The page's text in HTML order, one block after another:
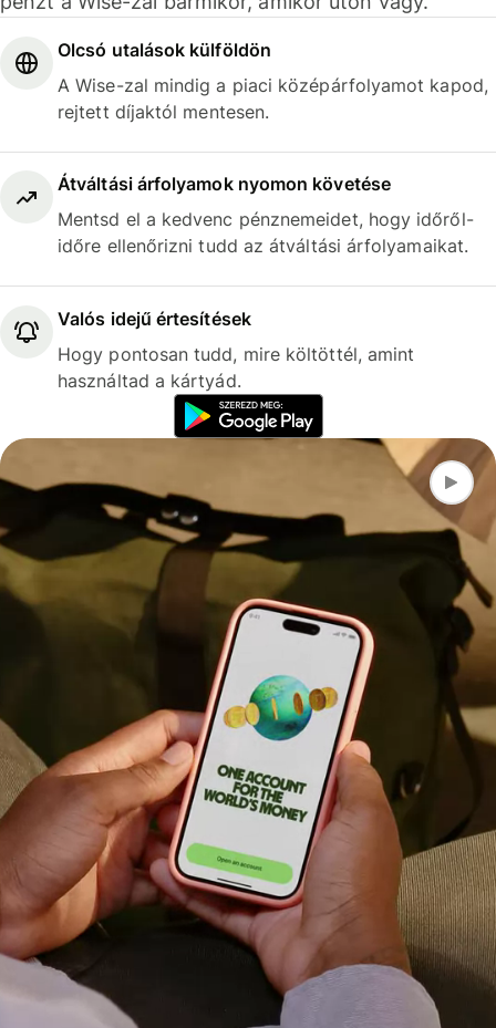
Olcsó utalások külföldön
A Wise-zal mindig a piaci középárfolyamot kapod,
rejtett díjaktól mentesen.
Átváltási árfolyamok nyomon követése
Mentsd el a kedvenc pénznemeidet, hogy időről-
időre ellenőrizni tudd az átváltási árfolyamaikat.
Valós idejű értesítések
Hogy pontosan tudd, mire költöttél, amint
használtad a kártyád.